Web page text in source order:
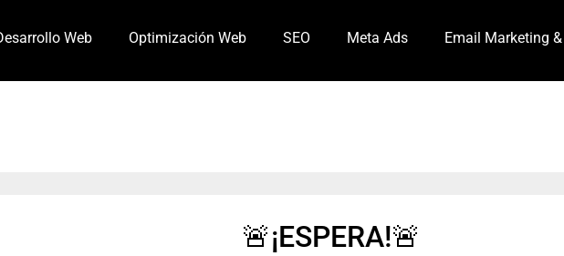
Web Optimización Web SEO Meta Ads Email Marketing
🚨¡ESPERA!🚨